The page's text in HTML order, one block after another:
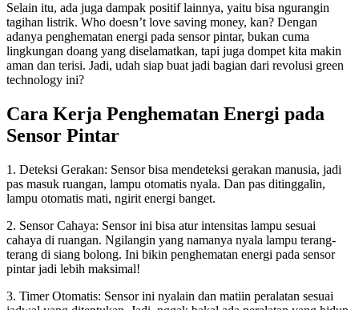
Selain itu, ada juga dampak positif lainnya, yaitu bisa ngurangin
tagihan listrik. Who doesn’t love saving money, kan? Dengan
adanya penghematan energi pada sensor pintar, bukan cuma
lingkungan doang yang diselamatkan, tapi juga dompet kita makin
aman dan terisi. Jadi, udah siap buat jadi bagian dari revolusi green
technology ini?
Cara Kerja Penghematan Energi pada
Sensor Pintar
1. Deteksi Gerakan: Sensor bisa mendeteksi gerakan manusia, jadi
pas masuk ruangan, lampu otomatis nyala. Dan pas ditinggalin,
lampu otomatis mati, ngirit energi banget.
2. Sensor Cahaya: Sensor ini bisa atur intensitas lampu sesuai
cahaya di ruangan. Ngilangin yang namanya nyala lampu terang-
terang di siang bolong. Ini bikin penghematan energi pada sensor
pintar jadi lebih maksimal!
3. Timer Otomatis: Sensor ini nyalain dan matiin peralatan sesuai